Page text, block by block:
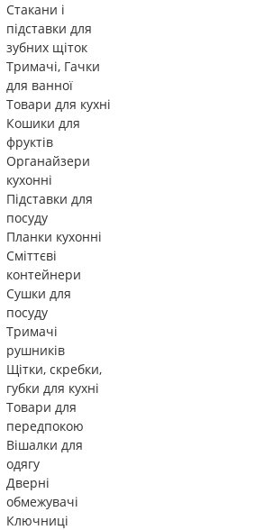
Стакани і
підставки для
зубних щіток
Тримачі, Гачки
для ванної
Товари для кухні
Кошики для
фруктів
Органайзери
кухонні
Підставки для
посуду
Планки кухонні
Сміттєві
контейнери
Сушки для
посуду
Тримачі
рушників
Щітки, скребки,
губки для кухні
Товари для
передпокою
Вішалки для
одягу
Дверні
обмежувачі
Ключниці